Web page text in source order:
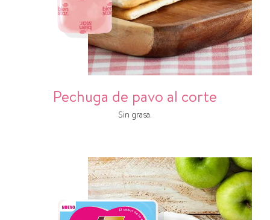
Pechuga de pavo al corte
Sin grasa.